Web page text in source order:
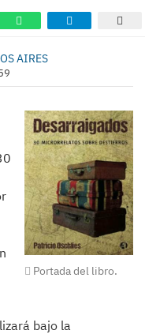
AIRES
Portada del libro.
bajo la